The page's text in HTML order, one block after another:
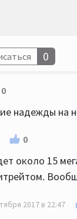
0
0
надежды на
0
около 15
2017 в 22:47